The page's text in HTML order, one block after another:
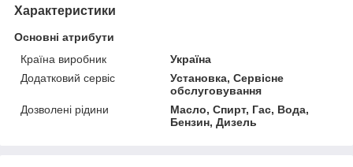
Характеристики
Основні атрибути
Країна виробник
Україна
Додатковий сервіс
Установка, Сервісне
обслуговування
Дозволені рідини
Масло, Спирт, Гас, Вода,
Бензин, Дизель